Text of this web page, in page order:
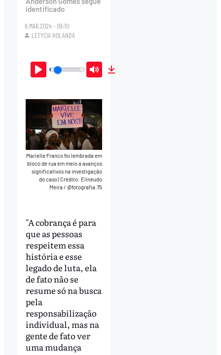
identificado
8.MAR.2024 - 09:10
LETYCIA HOLANDA
Play Mute
Marielle Franco foi lembrada em
bloco de rua em meio a avanços
significativos na investigação
do caso Crédito: Elineudo
Meira / @fotografia.75
"A cobrança é para
que as pessoas
respeitem essa
história e esse
legado de luta, ela
de fato não se
resume só na busca
pela
responsabilização
individual, mas na
gente de fato ver
uma mudança